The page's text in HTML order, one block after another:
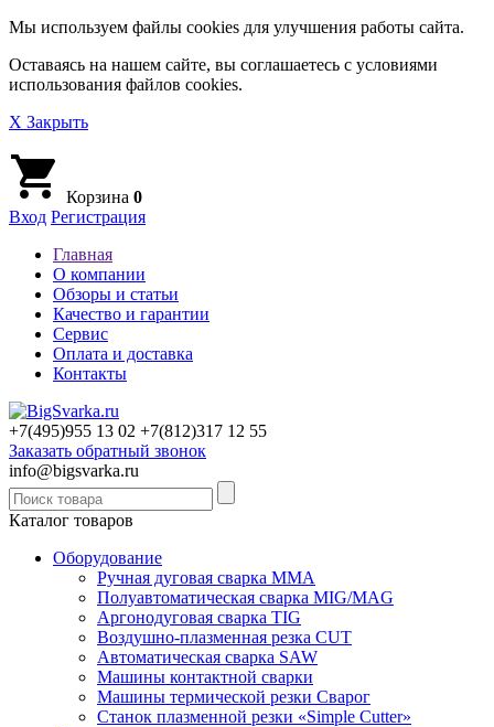
Мы используем файлы cookies для улучшения работы сайта.
Оставаясь на нашем сайте, вы соглашаетесь с условиями
использования файлов cookies.
X Закрыть
Корзина 0
Вход Регистрация
Главная
О компании
Обзоры и статьи
Качество и гарантии
Сервис
Оплата и доставка
Контакты
+7(495)955 13 02 +7(812)317 12 55
Заказать обратный звонок
info@bigsvarka.ru
Каталог товаров
Оборудование
Ручная дуговая сварка ММА
Полуавтоматическая сварка MIG/MAG
Аргонодуговая сварка TIG
Воздушно-плазменная резка CUT
Автоматическая сварка SAW
Машины контактной сварки
Машины термической резки Сварог
Станок плазменной резки «Simple Cutter»